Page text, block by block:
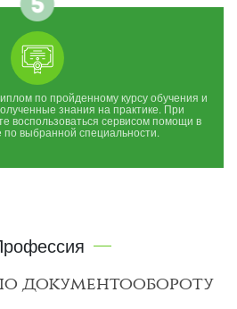
по пройденному курсу обучения и
знания на практике. При
воспользоваться сервисом помощи в
по выбранной специальности.
документообороту